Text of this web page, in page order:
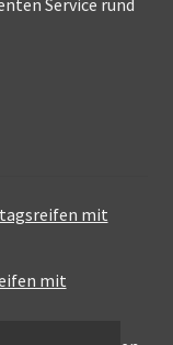
Service rund
mit
mit